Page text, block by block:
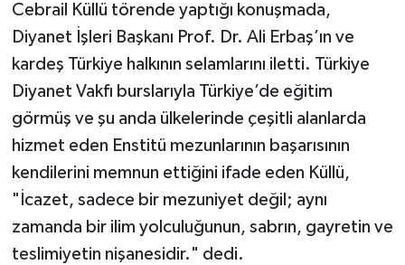
Cebrail Küllü törende yaptığı konuşmada,
Diyanet İşleri Başkanı Prof. Dr. Ali Erbaş’ın ve
kardeş Türkiye halkının selamlarını iletti. Türkiye
Diyanet Vakfı burslarıyla Türkiye’de eğitim
görmüş ve şu anda ülkelerinde çeşitli alanlarda
hizmet eden Enstitü mezunlarının başarısının
kendilerini memnun ettiğini ifade eden Küllü,
"İcazet, sadece bir mezuniyet değil; aynı
zamanda bir ilim yolculuğunun, sabrın, gayretin ve
teslimiyetin nişanesidir." dedi.
Giresun Müftülüğü
Gümüşhane Müftülüğü
Hakkari Müftülüğü
Iğdır Müftülüğü
Isparta Müftülüğü